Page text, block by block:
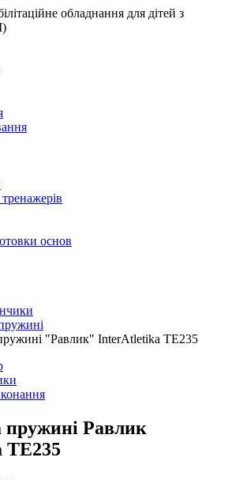
обладнання для дітей з
тренажерів
основ
"Равлик" InterAtletika ТE235
пружині Равлик
ТЕ235